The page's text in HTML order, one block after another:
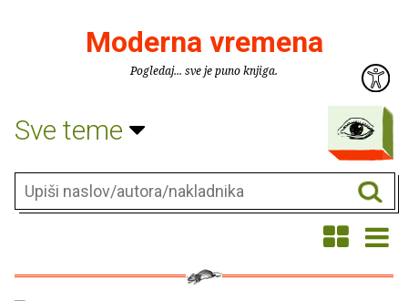
Moderna vremena
Pogledaj... sve je puno knjiga.
Sve teme